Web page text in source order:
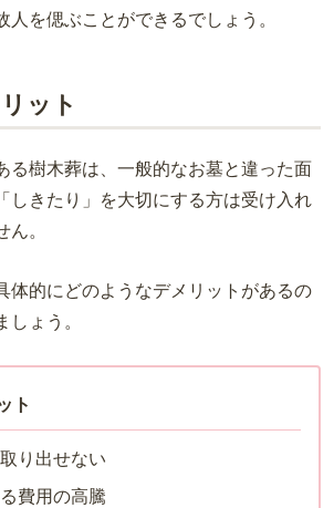
人を偲ぶことができるでしょう。
ット
る樹木葬は、一般的なお墓と違った面
しきたり」を大切にする方は受け入れ
ん。
体的にどのようなデメリットがあるの
しょう。
ト
り出せない
費用の高騰